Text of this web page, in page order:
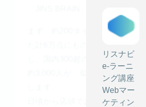
リスナビ
e-ラーニ
ング講座
Webマー
ケティン
まず、約200タイプのメガネを
し、国内300超の店舗に所属す
約3,000人が「似合う」「似合わ
日頃から店頭でお客様に“お似合